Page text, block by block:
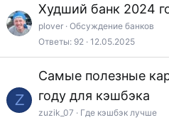
Худший банк 2024
plover Обсуждение банков
Ответы 92 12.05.2025
Z
Самые полезные
году для кэшбэка
zuzik_07
Где кэшбэк лучше